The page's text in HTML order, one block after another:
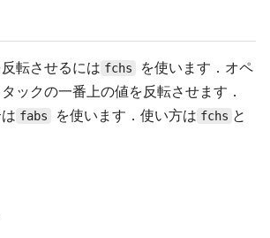
転させるには fchs
を使います．オペ
ックの一番上の値を反転させます．
fabs を使います．使い方は fchs と